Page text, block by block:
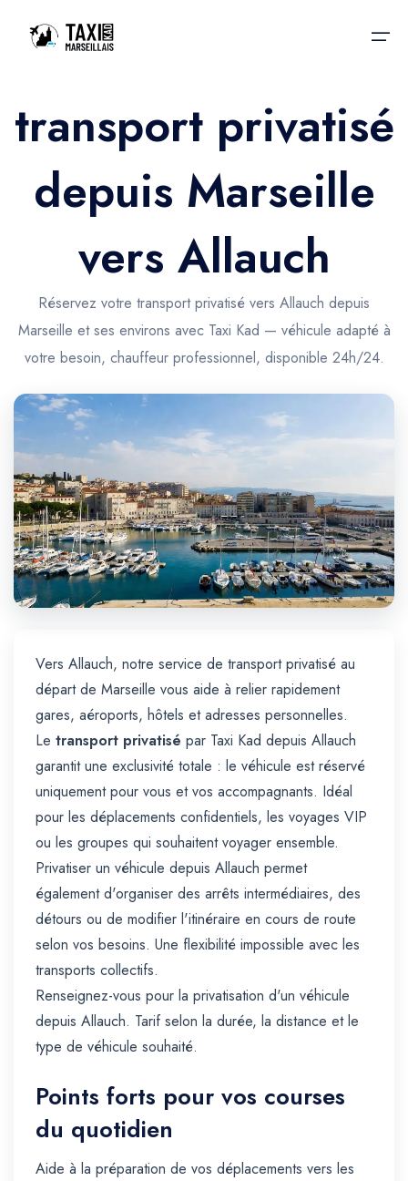
Accueil
Nos services
Nos services
Trajet Gare SNCF
Trajet Port croisière
Trajet Séminaire
Trajet Santé
Trajet Longue Distance
Taxis aéroport
Réservation
Actualités & évènements
Contactez-nous
transport privatisé
depuis Marseille
vers Allauch
Réservez votre transport privatisé vers Allauch depuis
Marseille et ses environs avec Taxi Kad — véhicule adapté à
votre besoin, chauffeur professionnel, disponible 24h/24.
Vers Allauch, notre service de transport privatisé au
départ de Marseille vous aide à relier rapidement
gares, aéroports, hôtels et adresses personnelles.
Le transport privatisé par Taxi Kad depuis Allauch
garantit une exclusivité totale : le véhicule est réservé
uniquement pour vous et vos accompagnants. Idéal
pour les déplacements confidentiels, les voyages VIP
ou les groupes qui souhaitent voyager ensemble.
Privatiser un véhicule depuis Allauch permet
également d'organiser des arrêts intermédiaires, des
détours ou de modifier l'itinéraire en cours de route
selon vos besoins. Une flexibilité impossible avec les
transports collectifs.
Renseignez-vous pour la privatisation d'un véhicule
depuis Allauch. Tarif selon la durée, la distance et le
type de véhicule souhaité.
Points forts pour vos courses
du quotidien
Aide à la préparation de vos déplacements vers les